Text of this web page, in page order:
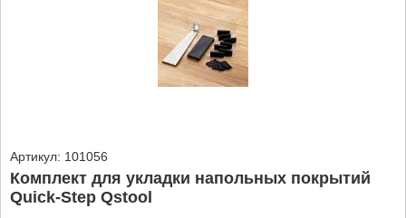
Артикул: 101056
Комплект для укладки напольных покрытий
Quick-Step Qstool